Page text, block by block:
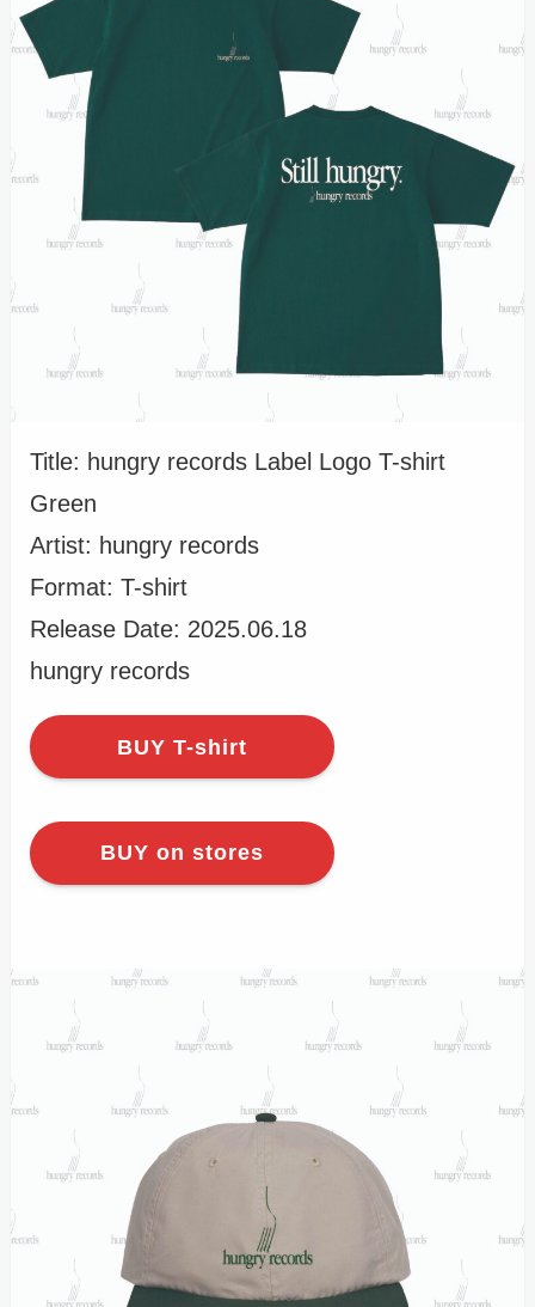
Title: hungry records Label Logo T-shirt
Green
Artist: hungry records
Format: T-shirt
Release Date: 2025.06.18
hungry records
BUY T-shirt
BUY on stores